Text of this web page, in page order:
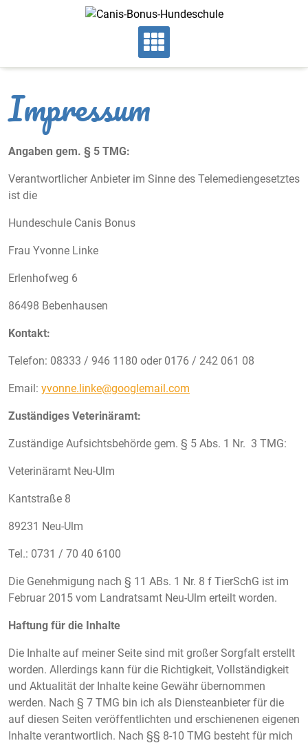
Impressum
Angaben gem. § 5 TMG:
Verantwortlicher Anbieter im Sinne des Telemediengesetztes
ist die
Hundeschule Canis Bonus
Frau Yvonne Linke
Erlenhofweg 6
86498 Bebenhausen
Kontakt:
Telefon: 08333 / 946 1180 oder 0176 / 242 061 08
Email: yvonne.linke@googlemail.com
Zuständiges Veterinäramt:
Zuständige Aufsichtsbehörde gem. § 5 Abs. 1 Nr. 3 TMG:
Veterinäramt Neu-Ulm
Kantstraße 8
89231 Neu-Ulm
Tel.: 0731 / 70 40 6100
Die Genehmigung nach § 11 ABs. 1 Nr. 8 f TierSchG ist im
Februar 2015 vom Landratsamt Neu-Ulm erteilt worden.
Haftung für die Inhalte
Die Inhalte auf meiner Seite sind mit großer Sorgfalt erstellt
worden. Allerdings kann für die Richtigkeit, Vollständigkeit
und Aktualität der Inhalte keine Gewähr übernommen
werden. Nach § 7 TMG bin ich als Diensteanbieter für die
auf diesen Seiten veröffentlichten und erschienenen eigenen
Inhalte verantwortlich. Nach §§ 8-10 TMG besteht für mich